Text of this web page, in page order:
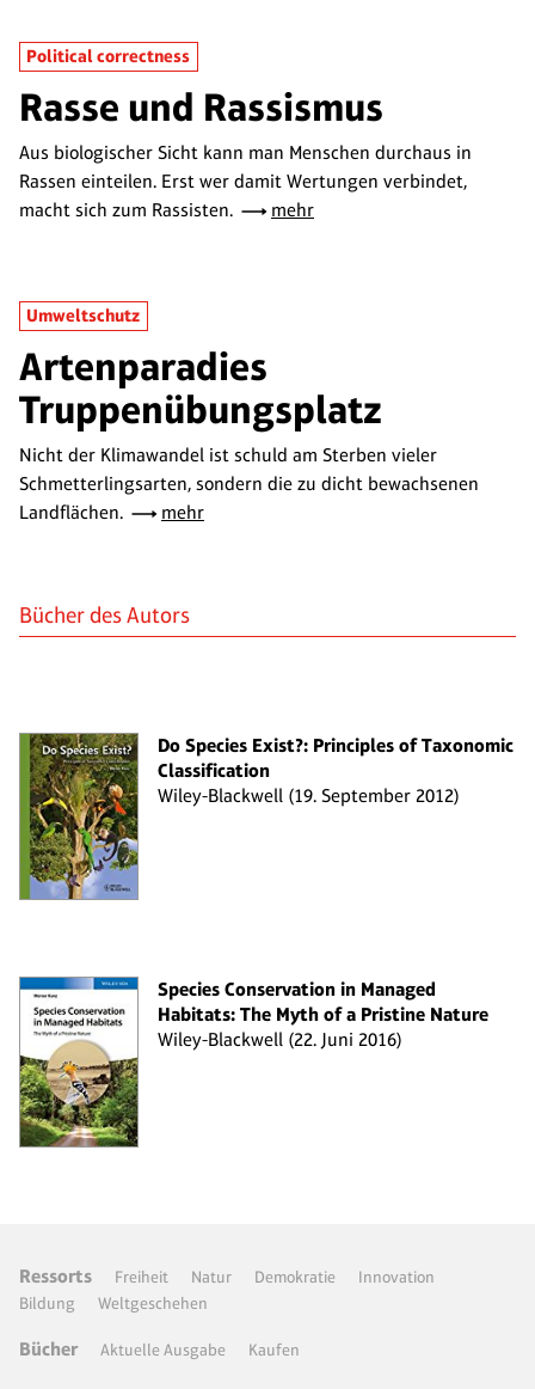
Political correctness
Rasse und Rassismus
Aus biologischer Sicht kann man Menschen durchaus in
Rassen einteilen. Erst wer damit Wertungen verbindet,
macht sich zum Rassisten.
mehr
Umweltschutz
Artenparadies
Truppenübungsplatz
Nicht der Klimawandel ist schuld am Sterben vieler
Schmetterlingsarten, sondern die zu dicht bewachsenen
Landflächen.
mehr
Bücher des Autors
Do Species Exist?: Principles of Taxonomic
Classification
Wiley-Blackwell (19. September 2012)
Species Conservation in Managed
Habitats: The Myth of a Pristine Nature
Wiley-Blackwell (22. Juni 2016)
Ressorts Freiheit Natur Demokratie
Innovation
Bildung
Weltgeschehen
Bücher Aktuelle Ausgabe Kaufen